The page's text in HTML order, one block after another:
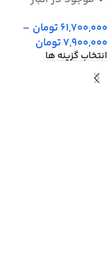
61,700,000تومان –
7,900,000تومان
انتخاب گزینه ها